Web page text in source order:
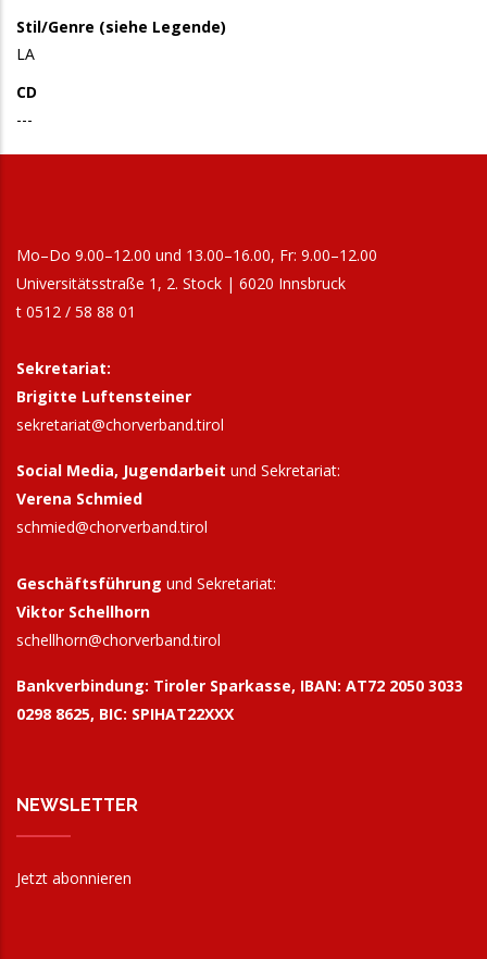
Stil/Genre (siehe Legende)
LA
CD
---
Mo–Do 9.00–12.00 und 13.00–16.00, Fr: 9.00–12.00
Universitätsstraße 1, 2. Stock | 6020 Innsbruck
t 0512 / 58 88 01
Sekretariat:
Brigitte Luftensteiner
sekretariat@chorverband.tirol
Social Media, Jugendarbeit und Sekretariat:
Verena Schmied
schmied@chorverband.tirol
Geschäftsführung und Sekretariat:
Viktor Schellhorn
schellhorn@chorverband.tirol
Bankverbindung: Tiroler Sparkasse, IBAN: AT72 2050 3033
0298 8625, BIC: SPIHAT22XXX
NEWSLETTER
Jetzt abonnieren